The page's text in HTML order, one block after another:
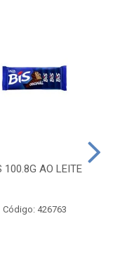
100.8G AO LEITE
Código: 426763